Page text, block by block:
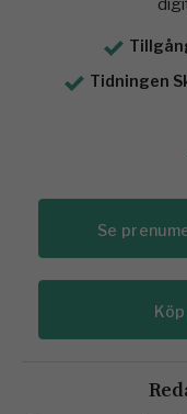
Tidningen
Se